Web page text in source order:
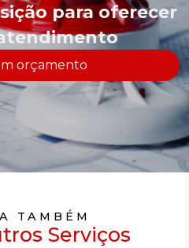
para oferecer
orçamento
TAMBÉM
Serviços